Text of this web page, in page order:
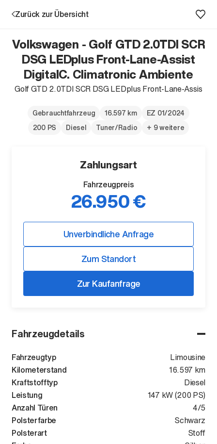
Aktion
Der ID. Polo Day
Am 5. September
Zurück zur Übersicht
Fahrzeugdetails
Fahrzeugtyp
Limousine
Kilometerstand
16.597 km
Kraftstofftyp
Diesel
Leistung
147 kW (200 PS)
Anzahl Türen
4/5
Polsterfarbe
Schwarz
Polsterart
Stoff
Volkswagen - Golf GTD 2.0TDI SCR
DSG LEDplus Front-Lane-Assist
DigitalC. Climatronic Ambiente
Golf GTD 2.0TDI SCR DSG LEDplus Front-Lane-Assis
Gebrauchtfahrzeug 16.597 km
EZ 01/2024
200 PS
Diesel Tuner/Radio + 9 weitere
Zahlungsart
Fahrzeugpreis
26.950 €
Unverbindliche Anfrage
Zum Standort
Zur Kaufanfrage